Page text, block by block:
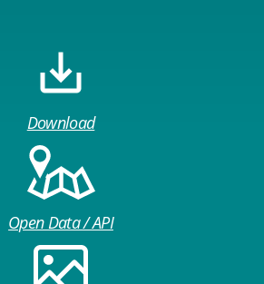
Download
Open Data / API